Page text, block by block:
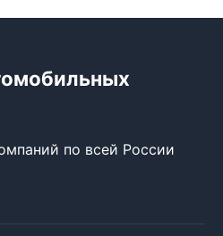
по всей России